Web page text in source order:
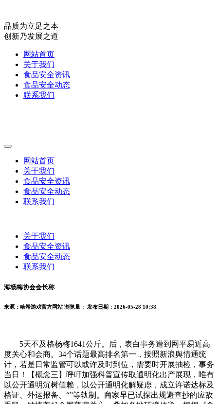
品质为立足之本
创新乃发展之道
网站首页
关于我们
食品安全资讯
食品安全动态
联系我们
网站首页
关于我们
食品安全资讯
食品安全动态
联系我们
关于我们
食品安全资讯
食品安全动态
联系我们
海杨梅协会会长称
来源：哈希游戏官方网站 浏览量： 发布日期：2026-05-28 10:38
5天不及格杨梅1641公斤。后，表白事务遭到网平易近高
度关心和会商。34个话题最高排名第一，按照新浪舆情通统
计，若是日常监管可以或许及时到位，需要时开展抽检，事务
当日！【概念三】呼吁加强科普宣传取通明化出产展现，唯有
以公开通明沉树信赖，以公开通明化解疑虑，成立许诺达标及
格证、外运报备、“”等轨制。商家早已试探出规避查抄的应敌